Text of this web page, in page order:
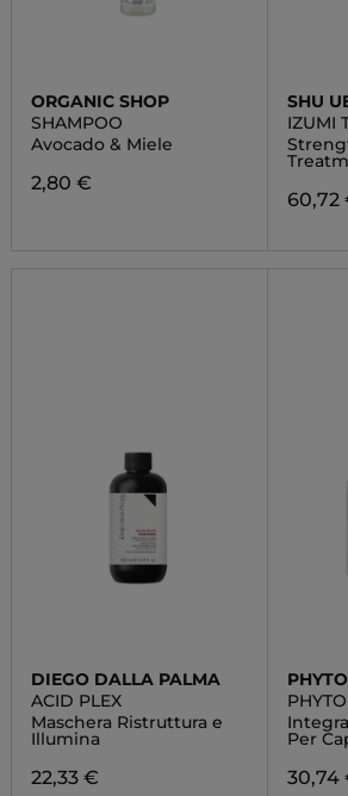
ORGANIC SHOP
SHAMPOO
Avocado & Miele
2,80 €
SHU
IZUMI
60,72
DIEGO DALLA PALMA
ACID PLEX
Maschera Ristruttura e
Illumina
22,33 €
PHYTO
Per
30,74